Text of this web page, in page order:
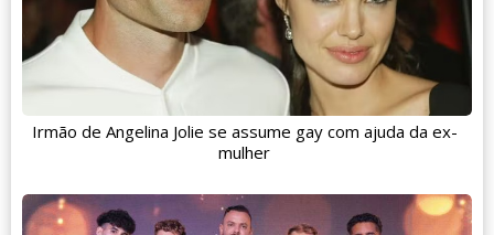
Irmão de Angelina Jolie se assume gay com ajuda da ex-
mulher